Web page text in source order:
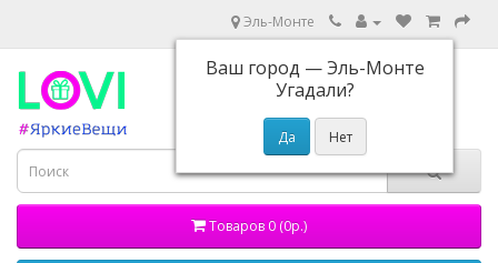
Эль-Монте
Ваш город —Эль-Монте
Угадали?
Товаров 0 (0р.)